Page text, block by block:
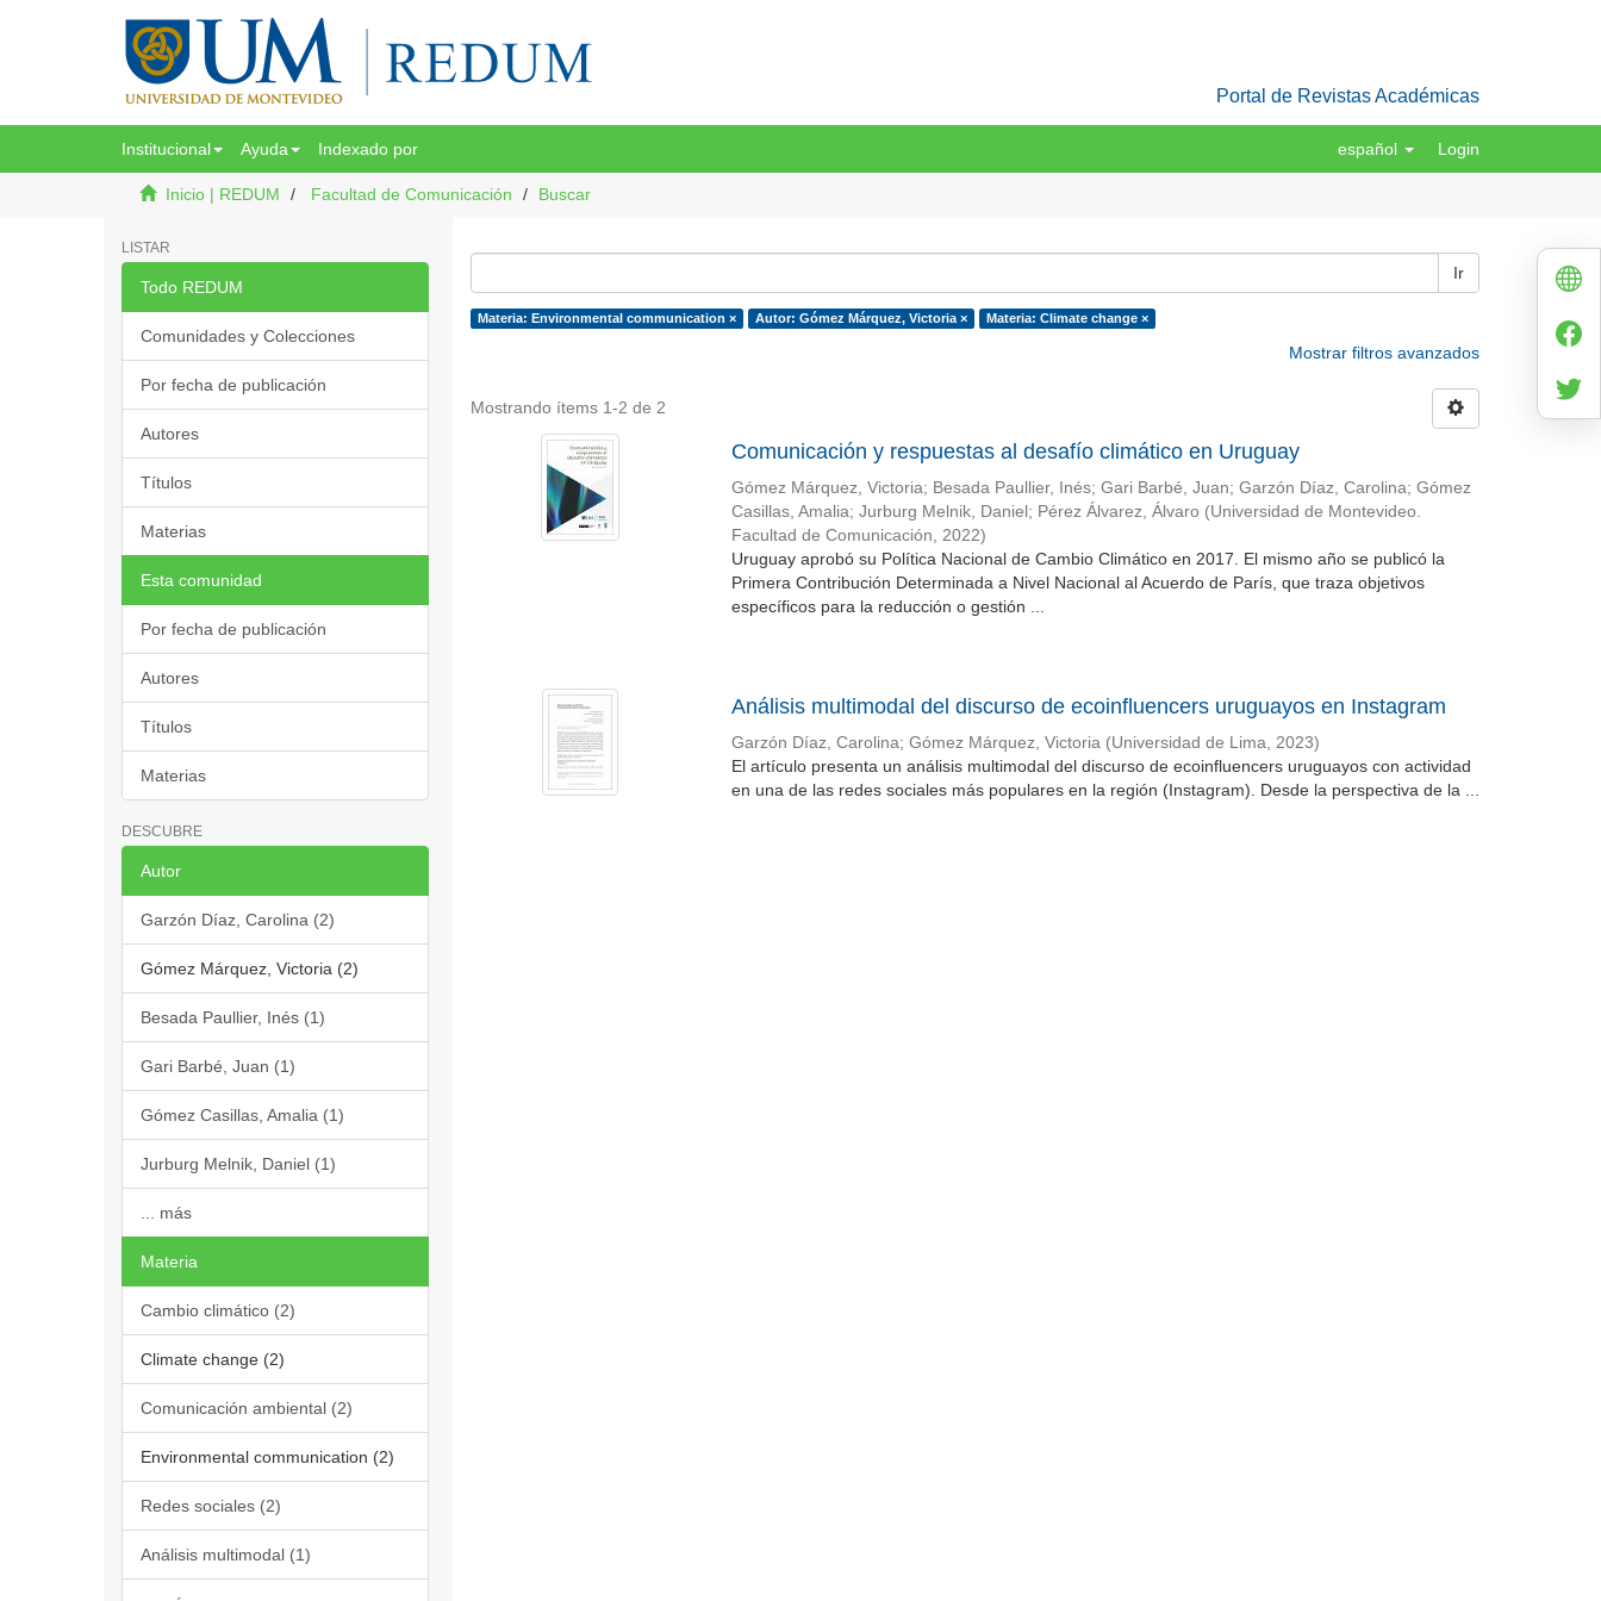
Portal de Revistas Académicas
Institucional Ayuda Indexado por español Login
Inicio | REDUM Facultad de Comunicación Buscar
LISTAR
Todo REDUM
Comunidades y Colecciones
Por fecha de publicación
Autores
Títulos
Materias
Esta comunidad
Por fecha de publicación
Autores
Títulos
Materias
DESCUBRE
Autor
Garzón Díaz, Carolina (2)
Gómez Márquez, Victoria (2)
Besada Paullier, Inés (1)
Gari Barbé, Juan (1)
Gómez Casillas, Amalia (1)
Jurburg Melnik, Daniel (1)
... más
Materia
Cambio climático (2)
Climate change (2)
Comunicación ambiental (2)
Environmental communication (2)
Redes sociales (2)
Análisis multimodal (1)
Ir
Materia: Environmental communication × Autor: Gómez Márquez, Victoria × Materia: Climate change ×
Mostrar filtros avanzados
Mostrando ítems 1-2 de 2
Comunicación y respuestas al desafío climático en Uruguay
Gómez Márquez, Victoria; Besada Paullier, Inés; Gari Barbé, Juan; Garzón Díaz, Carolina; Gómez
Casillas, Amalia; Jurburg Melnik, Daniel ; Pérez Álvarez, Álvaro (Universidad de Montevideo.
Facultad de Comunicación, 2022)
Uruguay aprobó su Política Nacional de Cambio Climático en 2017. El mismo año se publicó la
Primera Contribución Determinada a Nivel Nacional al Acuerdo de París, que traza objetivos
específicos para la reducción o gestión ...
Análisis multimodal del discurso de ecoinfluencers uruguayos en Instagram
Garzón Díaz, Carolina; Gómez Márquez, Victoria (Universidad de Lima, 2023)
El artículo presenta un análisis multimodal del discurso de ecoinfluencers uruguayos con actividad
en una de las redes sociales más populares en la región (Instagram). Desde la perspectiva de la ...